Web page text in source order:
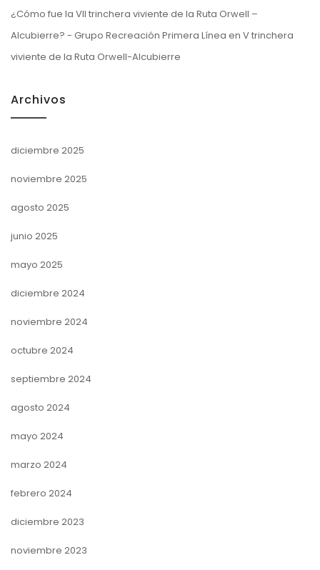
¿Cómo fue la VII trinchera viviente de la Ruta Orwell –
Alcubierre? - Grupo Recreación Primera Línea en V trinchera
viviente de la Ruta Orwell-Alcubierre
Archivos
diciembre 2025
noviembre 2025
agosto 2025
junio 2025
mayo 2025
diciembre 2024
noviembre 2024
octubre 2024
septiembre 2024
agosto 2024
mayo 2024
marzo 2024
febrero 2024
diciembre 2023
noviembre 2023